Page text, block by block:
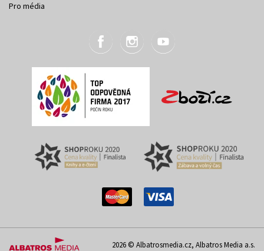
Pro média
2026 © Albatrosmedia.cz, Albatros Media a.s.